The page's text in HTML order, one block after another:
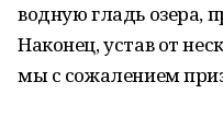
водную гладь
Наконец, устав от
мы с сожалением